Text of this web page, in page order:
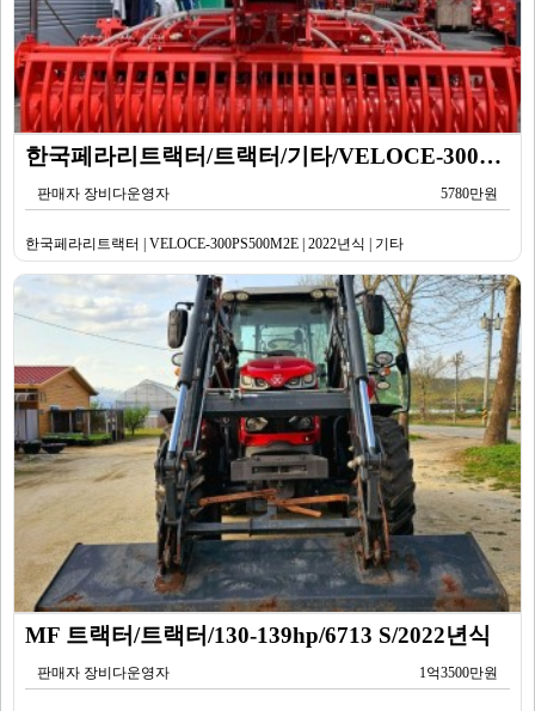
한국페라리트랙터/트랙터/기타/VELOCE-300PS500M2E/2022년식
판매자 장비다운영자 5780만원
한국페라리트랙터 | VELOCE-300PS500M2E | 2022년식 | 기타
MF 트랙터/트랙터/130-139hp/6713 S/2022년식
판매자 장비다운영자 1억3500만원